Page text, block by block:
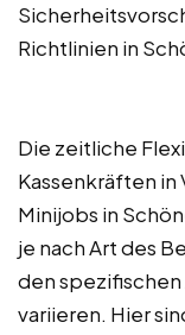
Richtlinien in
Die zeitliche
Kassenkräften
Minijobs in
je nach Art des
den
variieren. Hier